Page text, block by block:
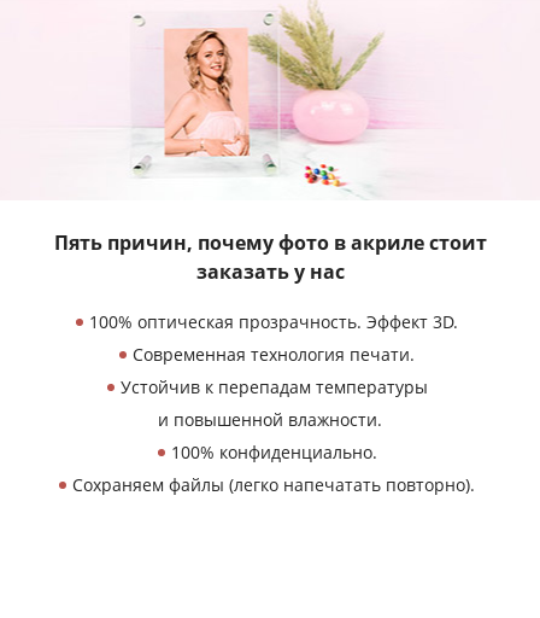
Пять причин, почему фото в акрилестоит
заказать у нас
100% оптическая прозрачность. Эффект 3D.
Современная технология печати.
Устойчив к перепадам температуры
и повышенной влажности.
100% конфиденциально.
Сохраняем файлы (легко напечатать повторно).